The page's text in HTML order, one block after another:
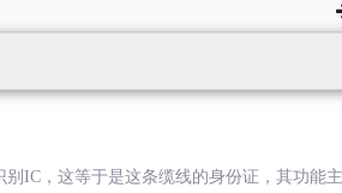
IC，这等于是这条缆线的身份证，其功能